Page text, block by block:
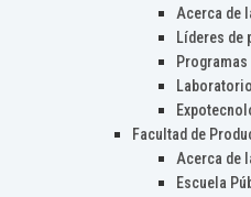
Acerca de
Líderes de
Facultad de
Acerca de
Escuela